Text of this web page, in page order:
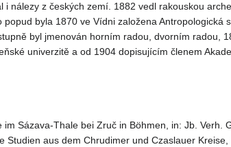
i nálezy z českých zemí. 1882 vedl rakouskou
popud byla 1870 ve Vídni založena Antropologická
byl jmenován horním radou, dvorním radou,
univerzitě a od 1904 dopisujícím členem
Sázava-Thale bei Zruč in Böhmen, in: Jb. Verh.
Studien aus dem Chrudimer und Czaslauer Kreise,